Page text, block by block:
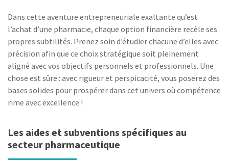
Dans cette aventure entrepreneuriale exaltante qu’est
l’achat d’une pharmacie, chaque option financière recèle ses
propres subtilités. Prenez soin d’étudier chacune d’elles avec
précision afin que ce choix stratégique soit pleinement
aligné avec vos objectifs personnels et professionnels. Une
chose est sûre : avec rigueur et perspicacité, vous poserez des
bases solides pour prospérer dans cet univers où compétence
rime avec excellence !
Les aides et subventions spécifiques au
secteur pharmaceutique